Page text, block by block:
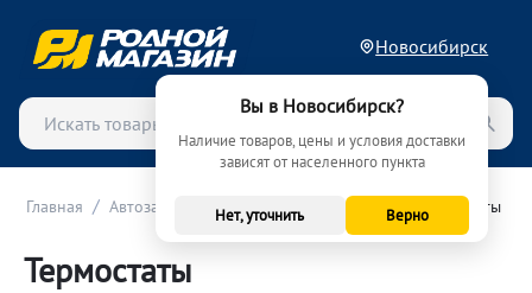
Новосибирск
Вы в Новосибирск?
Наличие товаров, цены и условия доставки
зависят от населенного пункта
Нет, уточнить Верно
Главная / Автозапчасти / Система охлаждения Термостаты
Термостаты